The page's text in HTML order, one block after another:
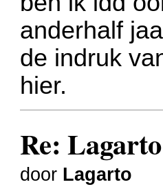
anderhalf
de indruk
hier.
Re:
door Lagarto